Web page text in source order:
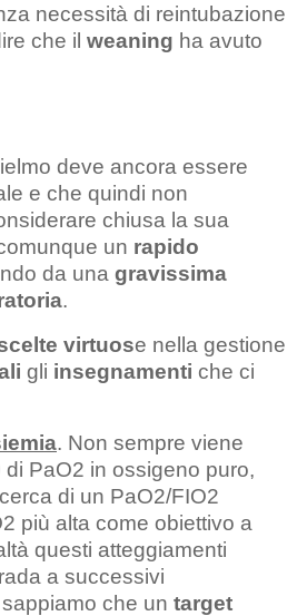
necessità di reintubazione
che il weaning ha avuto
deve ancora essere
e che quindi non
chiusa la sua
un rapido
da una gravissima
.
virtuose nella gestione
gli insegnamenti che ci
. Non sempre viene
PaO2 in ossigeno puro,
di un PaO2/FIO2
più alta come obiettivo a
questi atteggiamenti
a successivi
che un target